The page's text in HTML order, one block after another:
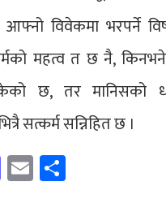
आफ्नो विवेकमा भरपर्ने
महत्व त छ नै,
छ, तर मानिसको
सत्कर्म सन्निहित छ ।
Mastodon
Email